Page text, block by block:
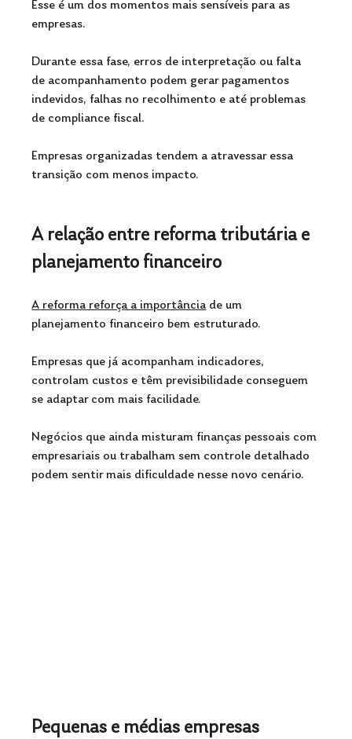
Esse é um dos momentos mais sensíveis para as
empresas.
Durante essa fase, erros de interpretação ou falta
de acompanhamento podem gerar pagamentos
indevidos, falhas no recolhimento e até problemas
de compliance fiscal.
Empresas organizadas tendem a atravessar essa
transição com menos impacto.
A relação entre reforma tributária e
planejamento financeiro
A reforma reforça a importância de um
planejamento financeiro bem estruturado.
Empresas que já acompanham indicadores,
controlam custos e têm previsibilidade conseguem
se adaptar com mais facilidade.
Negócios que ainda misturam finanças pessoais com
empresariais ou trabalham sem controle detalhado
podem sentir mais dificuldade nesse novo cenário.
Pequenas e médias empresas